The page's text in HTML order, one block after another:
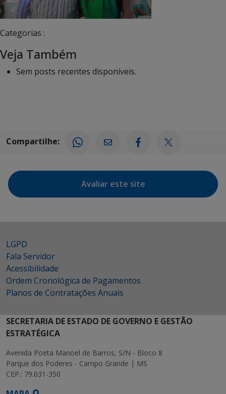
Categorias :
Veja Também
Sem posts recentes disponíveis.
Compartilhe:
Avaliar este site
LGPD
Fala Servidor
Acessibilidade
Ordem Cronológica de Pagamentos
Planos de Contratações Anuais
SECRETARIA DE ESTADO DE GOVERNO E GESTÃO
ESTRATÉGICA
Avenida Poeta Manoel de Barros, S/N - Bloco 8
Parque dos Poderes - Campo Grande | MS
CEP.: 79.031-350